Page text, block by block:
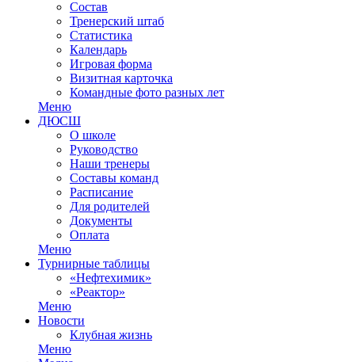
Состав
Тренерский штаб
Статистика
Календарь
Игровая форма
Визитная карточка
Командные фото разных лет
Меню
ДЮСШ
О школе
Руководство
Наши тренеры
Составы команд
Расписание
Для родителей
Документы
Оплата
Меню
Турнирные таблицы
«Нефтехимик»
«Реактор»
Меню
Новости
Клубная жизнь
Меню